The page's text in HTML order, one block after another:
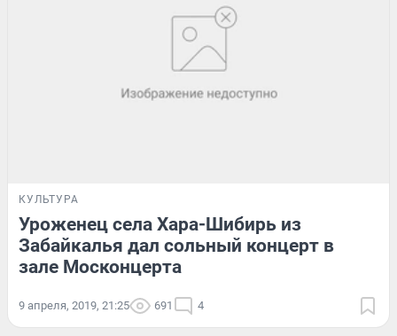
КУЛЬТУРА
Уроженец села Хара-Шибирь из
Забайкалья дал сольный концерт в
зале Москонцерта
9 апреля, 2019, 21:25 691 4